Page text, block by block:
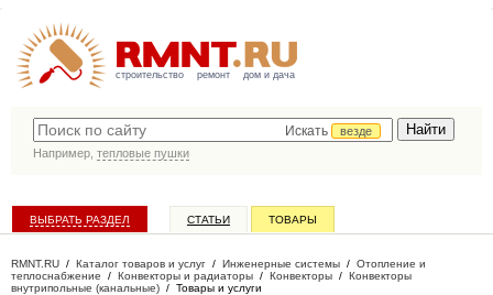
строительство ремонт дом и дача
Искать
везде
Например, тепловые пушки
ВЫБРАТЬ РАЗДЕЛ СТАТЬИ ТОВАРЫ
RMNT.RU / Каталог товаров и услуг / Инженерные системы / Отопление и
теплоснабжение / Конвекторы и радиаторы / Конвекторы / Конвекторы
внутрипольные (канальные) / Товары и услуги